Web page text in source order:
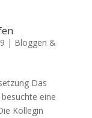
| Bloggen &
Das
eine
Kollegin